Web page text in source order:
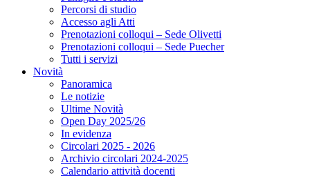
Percorsi di studio
Accesso agli Atti
Prenotazioni colloqui – Sede Olivetti
Prenotazioni colloqui – Sede Puecher
Tutti i servizi
Novità
Panoramica
Le notizie
Ultime Novità
Open Day 2025/26
In evidenza
Circolari 2025 - 2026
Archivio circolari 2024-2025
Calendario attività docenti